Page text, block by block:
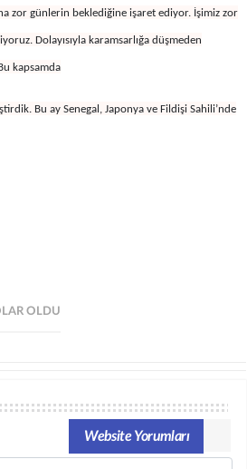
zor günlerin beklediğine işaret ediyor. İşimiz zor
Dolayısıyla karamsarlığa düşmeden
kapsamda
Bu ay Senegal, Japonya ve Fildişi Sahili’nde
OLDU
Website Yorumları